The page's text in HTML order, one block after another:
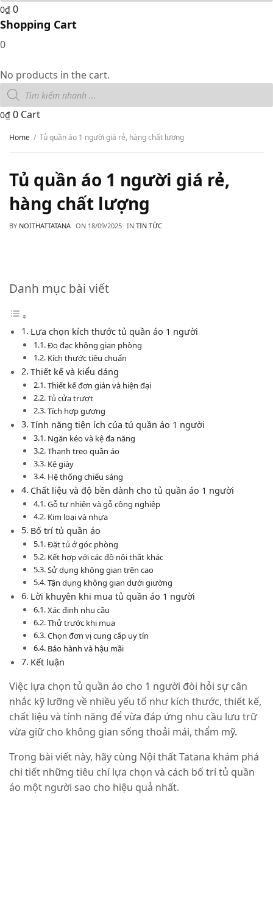
0₫ 0
Shopping Cart
0
No products in the cart.
0₫ 0 Cart
Home Tủ quần áo 1 người giá rẻ, hàng chất lượng
Tủ quần áo 1 người giá rẻ,
hàng chất lượng
BY NOITHATTATANA ON 18/09/2025 IN TIN TỨC
Danh mục bài viết
Lựa chọn kích thước tủ quần áo 1 người
Đo đạc không gian phòng
Kích thước tiêu chuẩn
Thiết kế và kiểu dáng
Thiết kế đơn giản và hiện đại
Tủ cửa trượt
Tích hợp gương
Tính năng tiện ích của tủ quần áo 1 người
Ngăn kéo và kệ đa năng
Thanh treo quần áo
Kệ giày
Hệ thống chiếu sáng
Chất liệu và độ bền dành cho tủ quần áo 1 người
Gỗ tự nhiên và gỗ công nghiệp
Kim loại và nhựa
Bố trí tủ quần áo
Đặt tủ ở góc phòng
Kết hợp với các đồ nội thất khác
Sử dụng không gian trên cao
Tận dụng không gian dưới giường
Lời khuyên khi mua tủ quần áo 1 người
Xác định nhu cầu
Thử trước khi mua
Chọn đơn vị cung cấp uy tín
Bảo hành và hậu mãi
Kết luận
Việc lựa chọn tủ quần áo cho 1 người đòi hỏi sự cân
nhắc kỹ lưỡng về nhiều yếu tố như kích thước, thiết kế,
chất liệu và tính năng để vừa đáp ứng nhu cầu lưu trữ
vừa giữ cho không gian sống thoải mái, thẩm mỹ.
Trong bài viết này, hãy cùng Nội thất Tatana khám phá
chi tiết những tiêu chí lựa chọn và cách bố trí tủ quần
áo một người sao cho hiệu quả nhất.